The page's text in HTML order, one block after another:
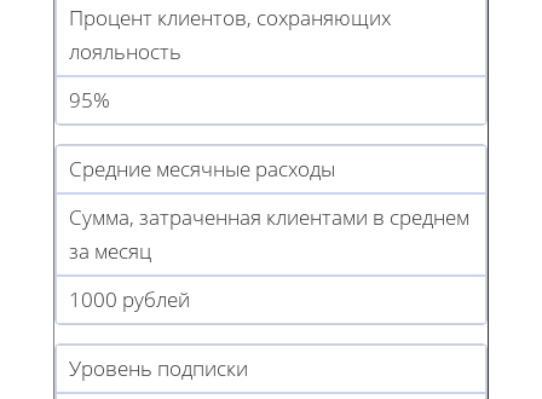
Процент клиентов, сохраняющих
лояльность
95%
Средние месячные расходы
Сумма, затраченная клиентами в среднем
за месяц
1000 рублей
Уровень подписки